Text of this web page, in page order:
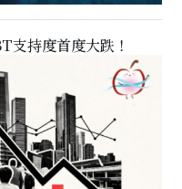
支持度首度大跌！